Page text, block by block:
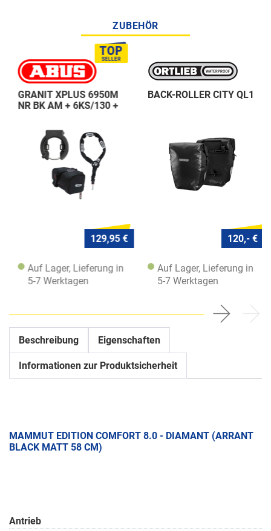
ZUBEHÖR
GRANIT XPLUS 6950M
NR BK AM + 6KS/130 +
129,95 €
Auf Lager, Lieferung in
5-7 Werktagen
BACK-ROLLER CITY QL1
120,- €
Auf Lager, Lieferung in
5-7 Werktagen
Beschreibung Eigenschaften
Informationen zur Produktsicherheit
MAMMUT EDITION COMFORT 8.0 - DIAMANT (ARRANT
BLACK MATT 58 CM)
Antrieb